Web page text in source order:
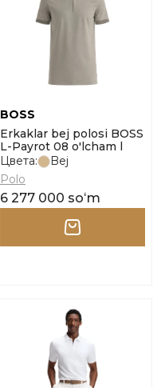
BOSS
Erkaklar bej polosi BOSS
L-Payrot 08 o'lcham l
Цвета:
Bej
Polo
6 277 000 soʻm